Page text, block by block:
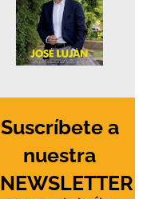
Suscríbete a
nuestra
NEWSLETTER